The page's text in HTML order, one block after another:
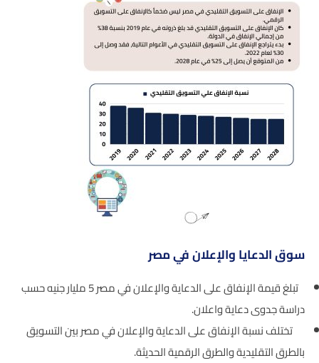
سوق الدعايا والإعلان في مصر
تبلغ قيمة الإنفاق على الدعاية والإعلان في مصر 5 مليار جنيه حسب
دراسة جدوى دعاية واعلان.
تختلف نسبة الإنفاق على الدعاية والإعلان في مصر بين التسويق
بالطرق التقليدية والطرق الرقمية الحديثة.